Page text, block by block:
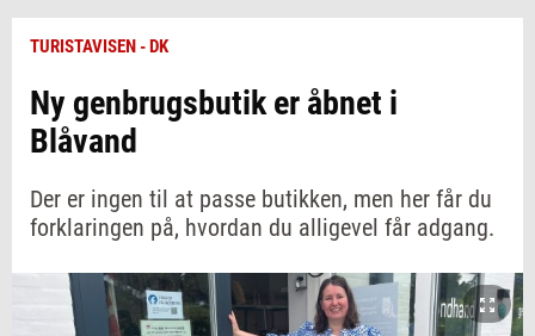
TURISTAVISEN - DK
Ny genbrugsbutik er åbnet i
Blåvand
Der er ingen til at passe butikken, men her får du
forklaringen på, hvordan du alligevel får adgang.